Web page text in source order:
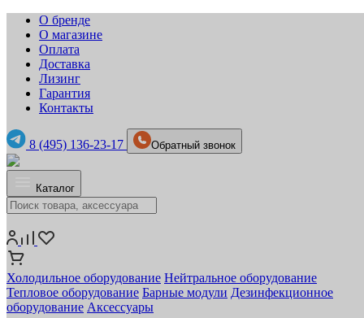
О бренде
О магазине
Оплата
Доставка
Лизинг
Гарантия
Контакты
8 (495) 136-23-17 Обратный звонок
Каталог
Холодильное оборудование Нейтральное оборудование
Тепловое оборудование Барные модули Дезинфекционное
оборудование Аксессуары